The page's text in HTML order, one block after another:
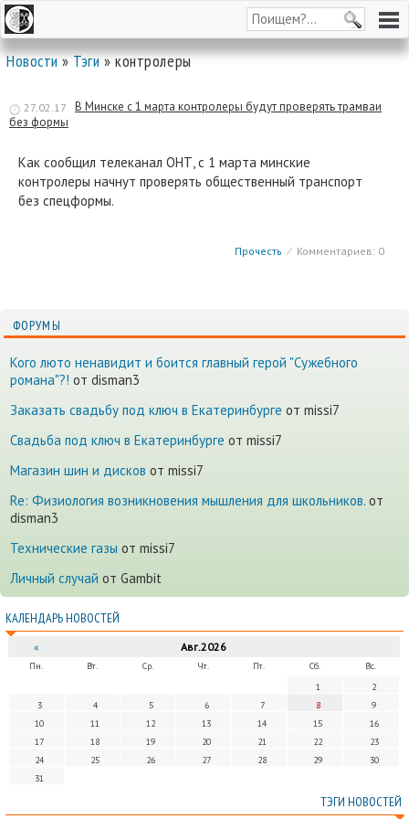
Новости»Тэги» контролеры
27.02.17
В Минске с 1 марта контролеры будут проверять трамваи
без формы
Как сообщил телеканал ОНТ, с 1 марта минские
контролеры начнут проверять общественный транспорт
без спецформы.
Прочесть ⁄ Комментариев: 0
ФОРУМЫ
Кого люто ненавидит и боится главный герой "Сужебного
романа"?! от disman3
Заказать свадьбу под ключ в Екатеринбурге от missi7
Cвадьба под ключ в Екатеринбурге от missi7
Магазин шин и дисков от missi7
Re: Физиология возникновения мышления для школьников. от
disman3
Технические газы от missi7
Личный случай от Gambit
КАЛЕНДАРЬ НОВОСТЕЙ
« Авг.2026
Пн. Вт. Ср. Чт. Пт. Сб.
Вс.
1
2
3
4 5 6 7 8
9
10
11 12 13 14 15
16
17
18 19 20 21 22
23
24
25 26 27 28 29
30
31
ТЭГИ НОВОСТЕЙ